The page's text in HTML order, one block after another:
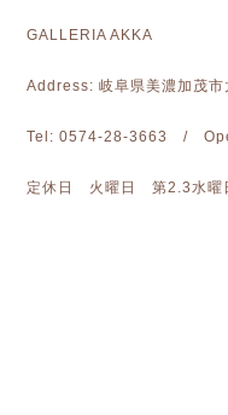
GALLERIA AKKA
Address: 岐阜県美濃加茂市
Tel: 0574-28-3663 /
定休日 火曜日 第2.3水曜